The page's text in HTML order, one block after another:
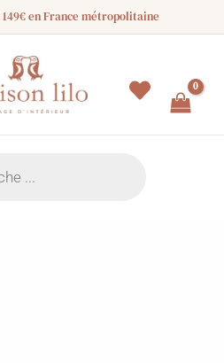
en France métropolitaine